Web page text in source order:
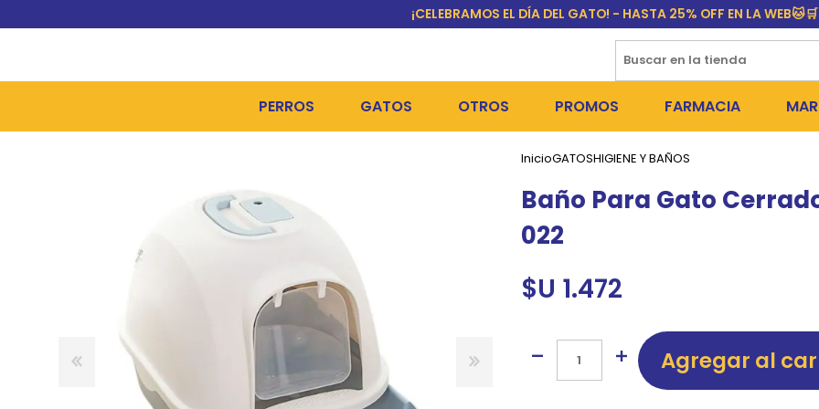
¡CELEBRAMOS EL DÍA DEL GATO! - HASTA 25% OFF EN LA WEB🐱🛒
PERROS
ALIMENTOS HÚMEDOS Y SNACKS
CAMAS Y CASETAS
BOLSOS Y TRANSPORTADORAS
BOLSAS PARA MATERIA
COLLARES, ARNESES Y CORREAS
GATOS
ALIMENTOS HÚMEDOS Y SNACKS
COMEDEROS Y BEBEDEROS
JUGUETES Y RASCADORES
COLLARES Y ACCESORIOS
OTROS PROMOS
PERROS
OUTLET
FARMACIA
PULGUICIDAS Y
InicioGATOSHIGIENE Y BAÑOS
Baño Para Gato
022
$U 1.472
Agregar al